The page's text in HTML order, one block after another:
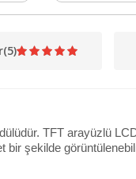
(5)
TFT arayüzlü
bir şekilde